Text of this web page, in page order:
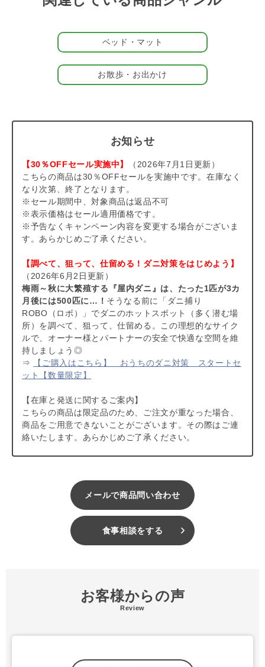
ズは、中型犬や多頭飼いのお家におすすめです。
カラーは、キュートなラズベリー柄の「ピンク」と、爽やかなア
イス柄の「ブルー」の2色。同シリーズのプルオーバーや雑貨と
コーディネートして、パートナーと一緒に可愛い夏をスタイリン
グしてみませんか？
gelato pique（ジェラート ピケ）のCAT&DOGシリーズは、もこ
もこ、ふわふわ。なめらかな素材で一緒に暮らす猫や犬をもっと
アップはこちらよりご覧ください。
#202605
#ひんやり
ベッド・マット
お散歩・お出かけ
お知らせ
【30％OFFセール実施中】
（2026年7月1日更新）
こちらの商品は30％OFFセールを実施中です。在庫なく
なり次第、終了となります。
※セール期間中、対象商品は返品不可
※表示価格はセール適用価格です。
※予告なくキャンペーン内容を変更する場合がございま
す。あらかじめご了承ください。
【調べて、狙って、仕留める！ダニ対策をはじめよう】
（2026年6月2日更新）
梅雨～秋に大繁殖する『屋内ダニ』は、たった1匹が3カ
月後には500匹に…！ そうなる前に「ダニ捕り
ROBO（ロボ）」でダニのホットスポット（多く潜む場
所）を調べて、狙って、仕留める。この理想的なサイク
ルで、オーナー様とパートナーの安全で快適な空間を維
持しましょう◎
⇒
【ご購入はこちら】 おうちのダニ対策 スタートセ
ット【数量限定】
【在庫と発送に関するご案内】
こちらの商品は限定品のため、ご注文が重なった場合、
商品をご用意できないことがございます。その際はご連
絡いたします。あらかじめご了承ください。
メールで商品問い合わせ
食事相談をする
お客様からの声
Review